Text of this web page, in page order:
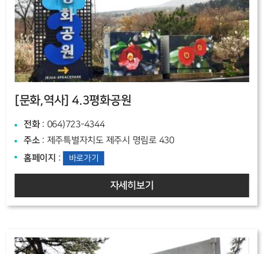
[문화,역사] 4.3평화공원
전화: 064)723-4344
주소: 제주특별자치도 제주시 명림로 430
홈페이지 : 바로가기
자세히보기